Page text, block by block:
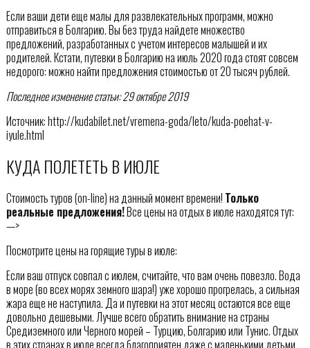
Если ваши дети еще малы для развлекательных программ, можно
отправиться в Болгарию. Вы без труда найдете множество
предложений, разработанных с учетом интересов малышей и их
родителей. Кстати, путевки в Болгарию на июль 2020 года стоят совсем
недорого: можно найти предложения стоимостью от 20 тысяч рублей.
Последнее изменение статьи: 29 октябре 2019
Источник: http://kudabilet.net/vremena-goda/leto/kuda-poehat-v-
iyule.html
КУДА ПОЛЕТЕТЬ В ИЮЛЕ
Стоимость туров (on-line) на данный момент времени! Только
реальные предложения!Все цены на отдых в июле находятся тут:
—>
Посмотрите цены на горящие туры в июле:
Если ваш отпуск совпал с июлем, считайте, что вам очень повезло. Вода
в море (во всех морях земного шара!) уже хорошо прогрелась, а сильная
жара еще не наступила. Да и путевки на этот месяц остаются все еще
довольно дешевыми. Лучше всего обратить внимание на страны
Средиземного или Черного морей – Турцию, Болгарию или Тунис. Отдых
в этих странах в июле всегда благоприятен даже с маленькими детьми.